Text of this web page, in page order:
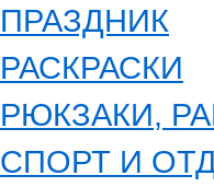
ПРАЗДНИК
РАСКРАСКИ
РЮКЗАКИ,
СПОРТ И